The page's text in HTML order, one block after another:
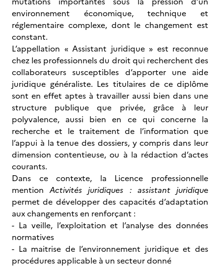
environnement économique, technique et
réglementaire complexe, dont le changement est
constant.
L’appellation « Assistant juridique » est reconnue
chez les professionnels du droit qui recherchent des
collaborateurs susceptibles d’apporter une aide
juridique généraliste. Les titulaires de ce diplôme
sont en effet aptes à travailler aussi bien dans une
structure publique que privée, grâce à leur
polyvalence, aussi bien en ce qui concerne la
recherche et le traitement de l’information que
l’appui à la tenue des dossiers, y compris dans leur
dimension contentieuse, ou à la rédaction d’actes
courants.
Dans ce contexte, la Licence professionnelle
mentionActivités juridiques : assistant juridique
permet de développer des capacités d’adaptation
aux changements en renforçant :
- La veille, l’exploitation et l’analyse des données
normatives
- La maitrise de l’environnement juridique et des
procédures applicable à un secteur donné